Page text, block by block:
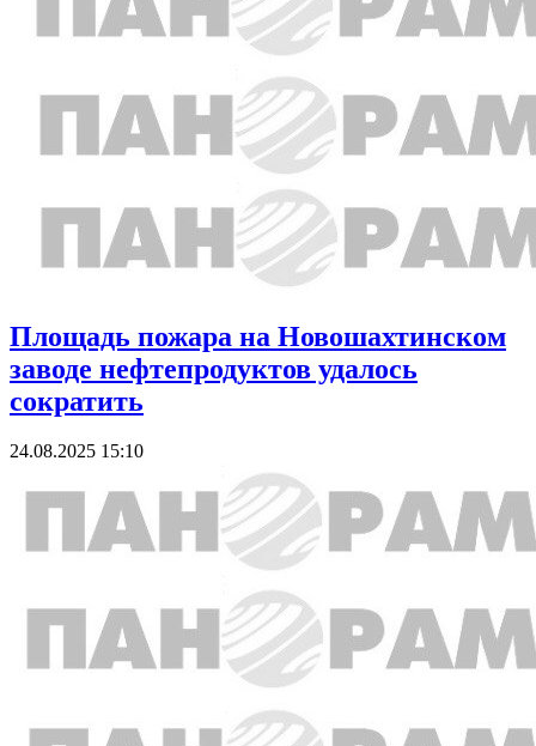
Площадь пожара на Новошахтинском
заводе нефтепродуктов удалось
сократить
24.08.2025 15:10